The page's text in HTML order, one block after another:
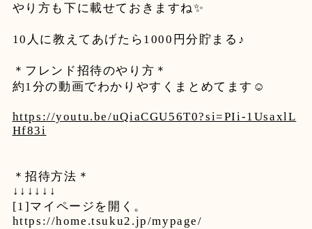
やり方も下に載せておきますね✨
10人に教えてあげたら1000円分貯まる♪
＊フレンド招待のやり方＊
約1分の動画でわかりやすくまとめてます☺️
https://youtu.be/uQiaCGU56T0?si=PIi-1UsaxlL
Hf83i
＊招待方法＊
↓↓↓↓↓↓
[1]マイページを開く。
https://home.tsuku2.jp/mypage/